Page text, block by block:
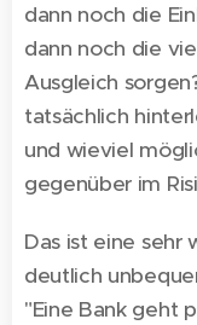
dann noch die
dann noch die
Ausgleich
tatsächlich
und wieviel
gegenüber im
Das ist eine sehr
deutlich
"Eine Bank geht